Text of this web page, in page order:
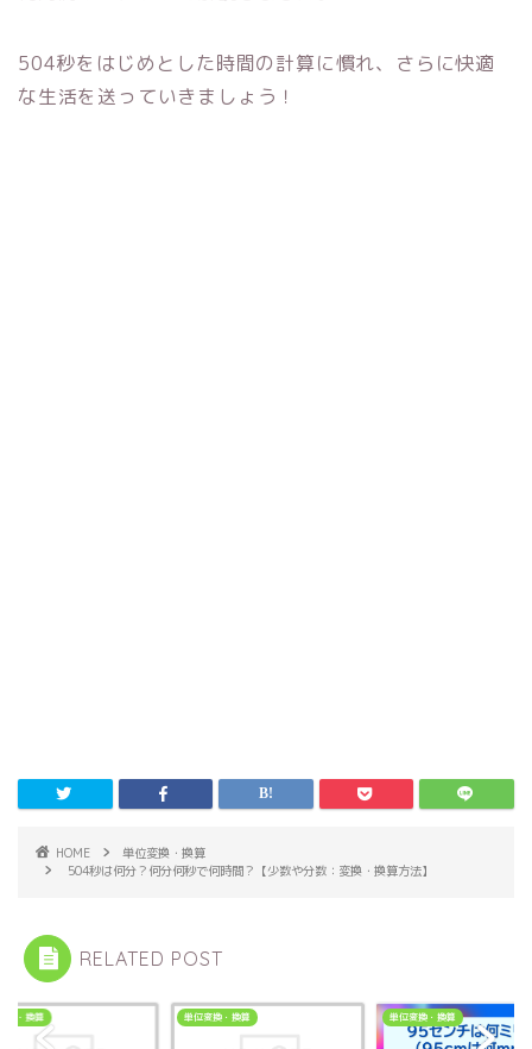
504秒をはじめとした時間の計算に慣れ、さらに快適
な生活を送っていきましょう！
HOME
単位変換・換算
504秒は何分？何分何秒で何時間？【少数や分数：変換・換算方法】
RELATED POST
換・換算 単位変換・換算 単位変換・換算